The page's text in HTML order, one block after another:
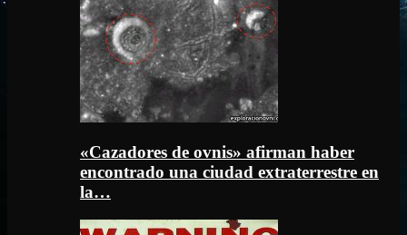
«Cazadores de ovnis» afirman haber
encontrado una ciudad extraterrestre en
la…